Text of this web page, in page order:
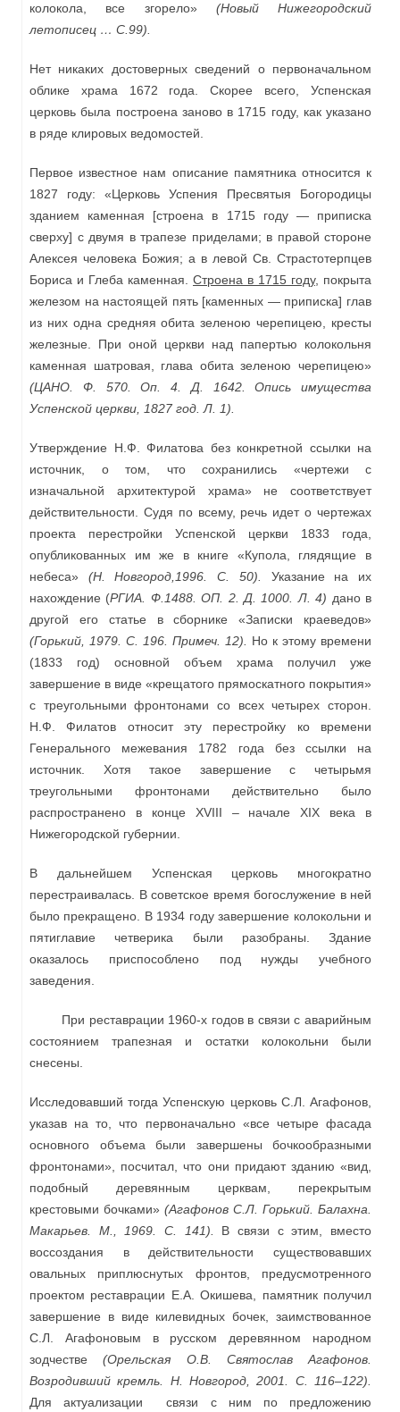
колокола, все згорело» (Новый Нижегородский
летописец … С.99).
Нет никаких достоверных сведений о первоначальном
облике храма 1672 года. Скорее всего, Успенская
церковь была построена заново в 1715 году, как указано
в ряде клировых ведомостей.
Первое известное нам описание памятника относится к
1827 году: «Церковь Успения Пресвятыя Богородицы
зданием каменная [строена в 1715 году — приписка
сверху] с двумя в трапезе приделами; в правой стороне
Алексея человека Божия; а в левой Св. Страстотерпцев
Бориса и Глеба каменная. Строена в 1715 году, покрыта
железом на настоящей пять [каменных — приписка] глав
из них одна средняя обита зеленою черепицею, кресты
железные. При оной церкви над папертью колокольня
каменная шатровая, глава обита зеленою черепицею»
(ЦАНО. Ф. 570. Оп. 4. Д. 1642. Опись имущества
Успенской церкви, 1827 год. Л. 1).
Утверждение Н.Ф. Филатова без конкретной ссылки на
источник, о том, что сохранились «чертежи с
изначальной архитектурой храма» не соответствует
действительности. Судя по всему, речь идет о чертежах
проекта перестройки Успенской церкви 1833 года,
опубликованных им же в книге «Купола, глядящие в
небеса» (Н. Новгород,1996. С. 50). Указание на их
нахождение (РГИА. Ф.1488. ОП. 2. Д. 1000. Л. 4) дано в
другой его статье в сборнике «Записки краеведов»
(Горький, 1979. С. 196. Примеч. 12). Но к этому времени
(1833 год) основной объем храма получил уже
завершение в виде «крещатого прямоскатного покрытия»
с треугольными фронтонами со всех четырех сторон.
Н.Ф. Филатов относит эту перестройку ко времени
Генерального межевания 1782 года без ссылки на
источник. Хотя такое завершение с четырьмя
треугольными фронтонами действительно было
распространено в конце XVIII – начале XIX века в
Нижегородской губернии.
В дальнейшем Успенская церковь многократно
перестраивалась. В советское время богослужение в ней
было прекращено. В 1934 году завершение колокольни и
пятиглавие четверика были разобраны. Здание
оказалось приспособлено под нужды учебного
заведения.
При реставрации 1960-х годов в связи с аварийным
состоянием трапезная и остатки колокольни были
снесены.
Исследовавший тогда Успенскую церковь С.Л. Агафонов,
указав на то, что первоначально «все четыре фасада
основного объема были завершены бочкообразными
фронтонами», посчитал, что они придают зданию «вид,
подобный деревянным церквам, перекрытым
крестовыми бочками» (Агафонов С.Л. Горький. Балахна.
Макарьев. М., 1969. С. 141). В связи с этим, вместо
воссоздания в действительности существовавших
овальных приплюснутых фронтов, предусмотренного
проектом реставрации Е.А. Окишева, памятник получил
завершение в виде килевидных бочек, заимствованное
С.Л. Агафоновым в русском деревянном народном
зодчестве(Орельская О.В. Святослав Агафонов.
Возродивший кремль. Н. Новгород, 2001. С. 116–122).
Для актуализации связи с ним по предложению